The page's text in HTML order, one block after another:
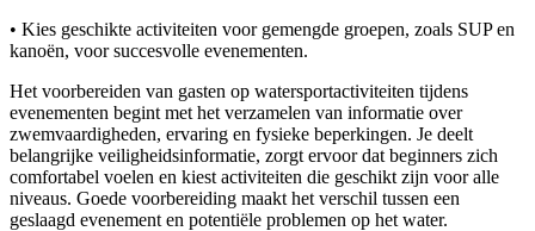
• Kies geschikte activiteiten voor gemengde groepen, zoals SUP en
kanoën, voor succesvolle evenementen.
Het voorbereiden van gasten op watersportactiviteiten tijdens
evenementen begint met het verzamelen van informatie over
zwemvaardigheden, ervaring en fysieke beperkingen. Je deelt
belangrijke veiligheidsinformatie, zorgt ervoor dat beginners zich
comfortabel voelen en kiest activiteiten die geschikt zijn voor alle
niveaus. Goede voorbereiding maakt het verschil tussen een
geslaagd evenement en potentiële problemen op het water.